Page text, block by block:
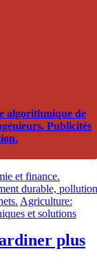
algorithmique de
Publicités
et finance.
durable, pollution
Agriculture:
et solutions
plus